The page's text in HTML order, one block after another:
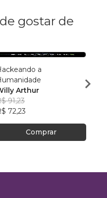
gostar de
a
Arthur
91,23
72,23
Comprar
do